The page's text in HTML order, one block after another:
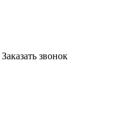
Заказать звонок